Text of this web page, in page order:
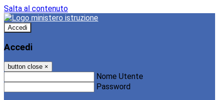
Salta al contenuto
Accedi
Accedi
button close ×
Nome Utente
Password